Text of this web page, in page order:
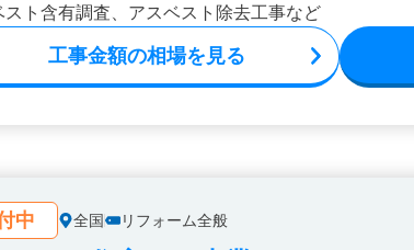
スト含有調査、アスベスト除去工事など
工事金額の相場を見る
中 全国 リフォーム全般